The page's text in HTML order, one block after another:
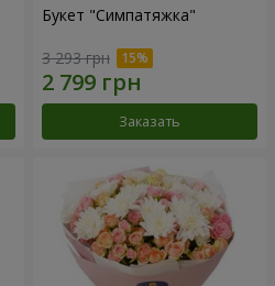
Букет "Симпатяжка"
3 293 грн
Заказать